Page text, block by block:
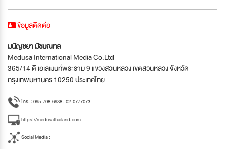
ข้อมูลติดต่อ
มนัญชยา มัชมณทล
Medusa International Media Co.Ltd
365/14 ดิ เอเลเมนท์พระราม 9 แขวงสวนหลวง เขตสวนหลวง จังหวัด
กรุงเทพมหานคร 10250 ประเทศไทย
โทร. : 095-708-6938 , 02-0777073
https://medusathailand.com
Social Media :